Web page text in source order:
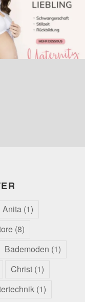
Anita (1)
(8)
Bademoden (1)
Christ (1)
(1)